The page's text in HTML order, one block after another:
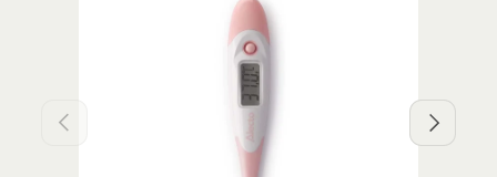
PRÉCÉDENT SUIVANT